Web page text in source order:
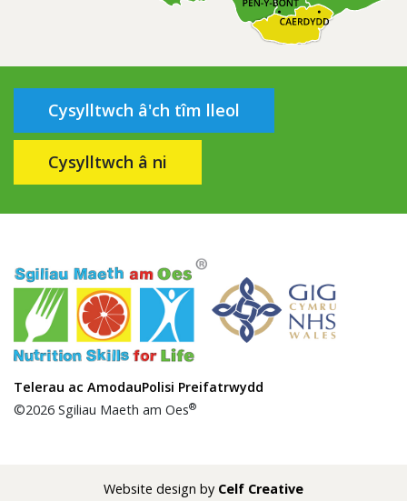
Cysylltwch â'ch tîm lleol
Cysylltwch â ni
Telerau ac AmodauPolisi Preifatrwydd
©2026 Sgiliau Maeth am Oes®
Website design by Celf Creative